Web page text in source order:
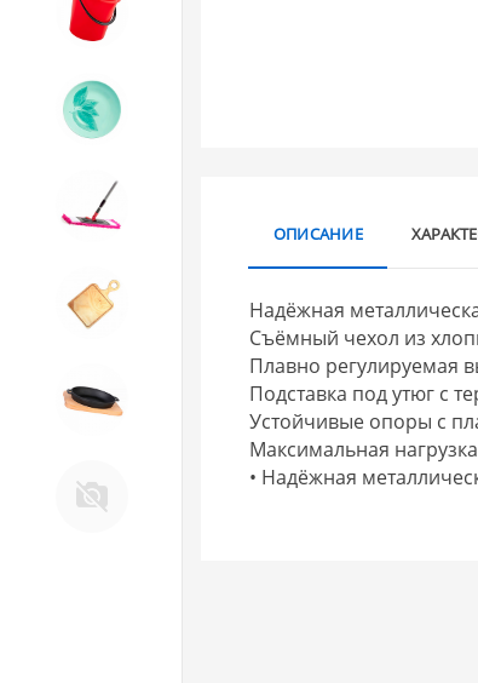
11. Товары для КУХНИ
12. ПЕЧНОЕ литье и посуда из
13. Крышки и закаточные
ОПИСАНИЕ
Надёжная
Съёмный чехол из
Плавно регулируемая
Подставка под утюг с
Устойчивые опоры с
Максимальная
• Надёжная